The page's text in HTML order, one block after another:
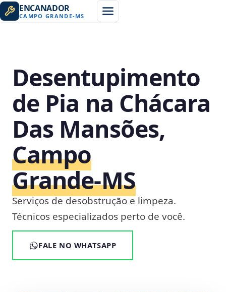
ENCANADOR
CAMPO GRANDE-MS
Desentupimento
de Pia na Chácara
Das Mansões,
Campo
Grande‑MS
Serviços de desobstrução e limpeza.
Técnicos especializados perto de você.
FALE NO WHATSAPP